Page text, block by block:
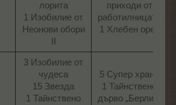
лорита
1 Изобилие от
Неонови обори
приходи от
работилницата
1 Хлебен орех​
3 Изобилие от
чудеса
15 Звезда
1 Тайнствено
5 Супер храна
1 Тайнствено
дърво „Берлин“